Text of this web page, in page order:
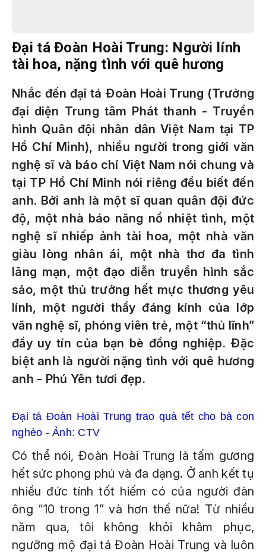
Ðại tá Ðoàn Hoài Trung: Người lính
tài hoa, nặng tình với quê hương
Nhắc đến đại tá Ðoàn Hoài Trung (Trưởng
đại diện Trung tâm Phát thanh - Truyền
hình Quân đội nhân dân Việt Nam tại TP
Hồ Chí Minh), nhiều người trong giới văn
nghệ sĩ và báo chí Việt Nam nói chung và
tại TP Hồ Chí Minh nói riêng đều biết đến
anh. Bởi anh là một sĩ quan quân đội đức
độ, một nhà báo năng nổ nhiệt tình, một
nghệ sĩ nhiếp ảnh tài hoa, một nhà văn
giàu lòng nhân ái, một nhà thơ đa tình
lãng mạn, một đạo diễn truyền hình sắc
sảo, một thủ trưởng hết mực thương yêu
lính, một người thầy đáng kính của lớp
văn nghệ sĩ, phóng viên trẻ, một “thủ lĩnh”
đầy uy tín của bạn bè đồng nghiệp. Ðặc
biệt anh là người nặng tình với quê hương
anh - Phú Yên tươi đẹp.
Đại tá Đoàn Hoài Trung trao quà tết cho bà con
nghèo - Ảnh: CTV
Có thể nói, Đoàn Hoài Trung là tấm gương
hết sức phong phú và đa dạng. Ở anh kết tụ
nhiều đức tính tốt hiếm có của người đàn
ông “10 trong 1” và hơn thế nữa! Từ nhiều
năm qua, tôi không khỏi khâm phục,
ngưỡng mộ đại tá Đoàn Hoài Trung và luôn